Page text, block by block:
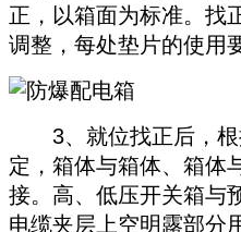
正，以箱面为标准。找
调整，每处垫片的使用
3、就位找正后，根
定，箱体与箱体、箱体
接。高、低压开关箱与
电缆夹层上空明露部分